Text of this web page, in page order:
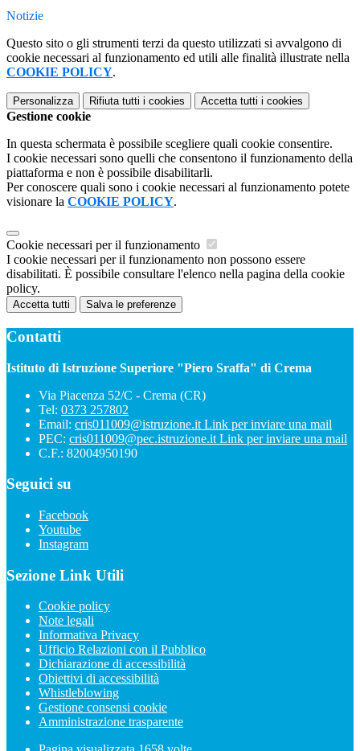
Notizie
Questo sito o gli strumenti terzi da questo utilizzati si avvalgono di
cookie necessari al funzionamento ed utili alle finalità illustrate nella
COOKIE POLICY.
Personalizza Rifiuta tutti i cookies Accetta tutti i cookies
Gestione cookie
In questa schermata è possibile scegliere quali cookie consentire.
I cookie necessari sono quelli che consentono il funzionamento della
piattaforma e non è possibile disabilitarli.
Per conoscere quali sono i cookie necessari al funzionamento potete
visionare la COOKIE POLICY.
Cookie necessari per il funzionamento
I cookie necessari per il funzionamento non possono essere
disabilitati. È possibile consultare l'elenco nella pagina della cookie
policy.
Accetta tutti Salva le preferenze
Contatti
Istituto di Istruzione Superiore "Piero Sraffa" di Crema
Via Piacenza 52/C - Crema (CR)
Tel: 0373 257802
Email: cris011009@istruzione.it Link per inviare una mail
PEC: cris011009@pec.istruzione.it Link per inviare una mail
C.F.: 82004950190
Seguici su
Facebook
Youtube
Instagram
Sezione Link Utili
Cookie policy
Note legali
Informativa Privacy
Ufficio Relazioni con il Pubblico
Dichiarazione di accessibilità
Obiettivi di accessibilità
Whistleblowing
Gestione consensi cookie
Amministrazione trasparente